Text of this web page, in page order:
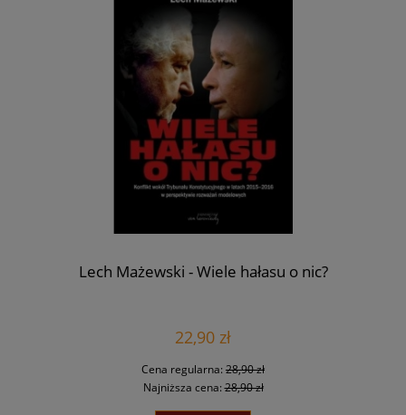
Lech Mażewski - Wiele hałasu o nic?
22,90 zł
Cena regularna: 28,90 zł
Najniższa cena:28,90 zł